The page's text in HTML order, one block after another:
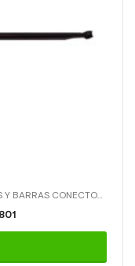
CONECTORAS > BARRA TENSORA TRASERO
0801